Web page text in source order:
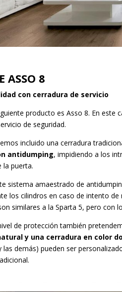
ASSO 8
con cerradura de servicio
producto es Asso 8. En este
de seguridad.
incluido una cerradura
antidumping, impidiendo a los
la puerta.
sistema amaestrado de
los cilindros en caso de intento
similares a la Sparta 5, pero con
de protección también
y una cerradura en color
las demás) pueden ser